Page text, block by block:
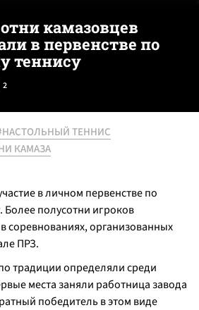
камазовцев
в первенстве по
теннису
2
ТЕННИС
КАМАЗА
в личном первенстве по
Более полусотни игроков
соревнованиях, организованных
ПРЗ.
традиции определяли среди
места заняли работница завода
победитель в этом виде